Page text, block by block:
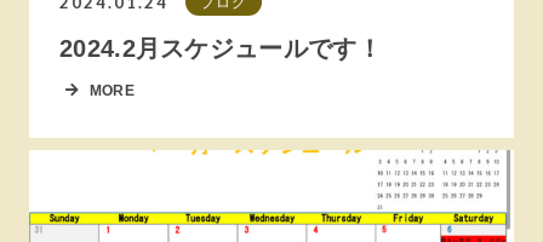
2024.2月スケジュールです！
MORE